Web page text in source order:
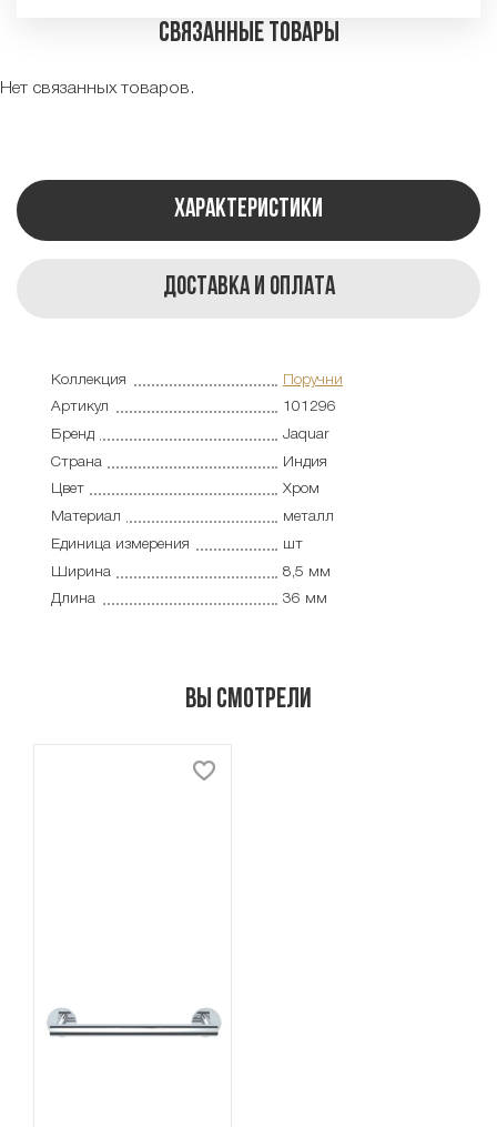
Связанные товары
Нет связанных товаров.
Характеристики
Доставка и оплата
Коллекция
Поручни
Артикул
101296
Бренд
Jaquar
Страна
Индия
Цвет
Хром
Материал
металл
Единица измерения
шт
Ширина
8,5 мм
Длина
36 мм
Вы смотрели